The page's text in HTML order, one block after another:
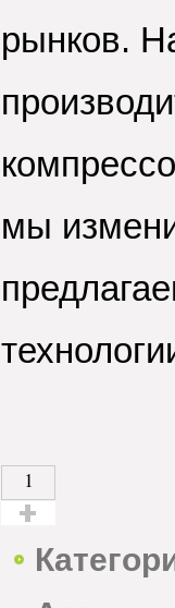
рынков.
мы
1